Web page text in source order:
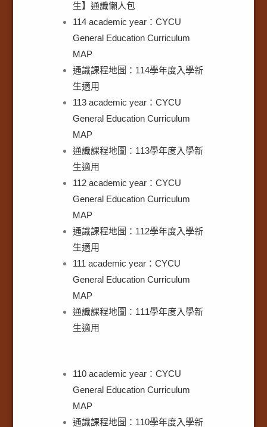
生】通識懶人包
114 academic year：CYCU
General Education Curriculum
MAP
通識課程地圖：114學年度入學新
生適用
113 academic year：CYCU
General Education Curriculum
MAP
通識課程地圖：113學年度入學新
生適用
112 academic year：CYCU
General Education Curriculum
MAP
通識課程地圖：112學年度入學新
生適用
111 academic year：CYCU
General Education Curriculum
MAP
通識課程地圖：111學年度入學新
生適用
110 academic year：CYCU
General Education Curriculum
MAP
通識課程地圖：110學年度入學新